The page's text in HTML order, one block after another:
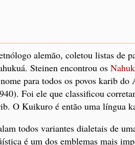
alemão, coletou listas de
Steinen encontrou os
para todos os povos karib
Foi ele que classificou
O Kuikuro é então uma língua
todos variantes dialetais de
é um dos emblemas mais